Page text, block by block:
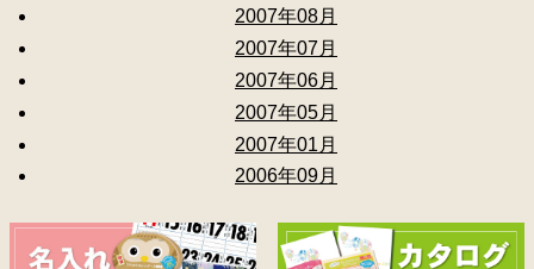
2007年08月
2007年07月
2007年06月
2007年05月
2007年01月
2006年09月